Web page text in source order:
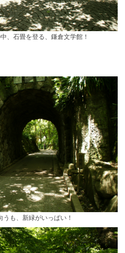
、石畳を登る、鎌倉文学館！
も、新緑がいっぱい！